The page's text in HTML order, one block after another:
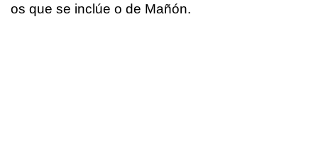
os que se inclúe o de Mañón.